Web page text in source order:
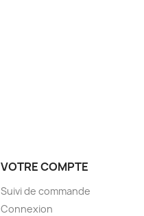
VOTRE COMPTE
Suivi de commande
Connexion